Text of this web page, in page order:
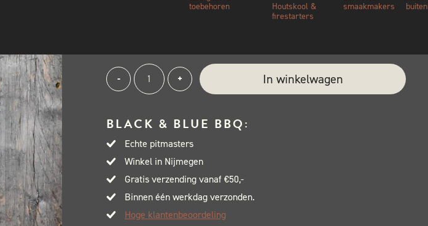
toebehoren
Houtskool &
firestarters
smaakmakers
-
Big
Green
Cover
MiniMax/Mini
aantal
+ In winkelwagen
Alternative:
BLACK & BLUE BBQ:
Echte pitmasters
Winkel in Nijmegen
Gratis verzending vanaf €50,-
Binnen één werkdag verzonden.
Hoge klantenbeoordeling